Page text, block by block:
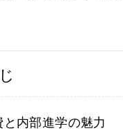
内部進学の魅力